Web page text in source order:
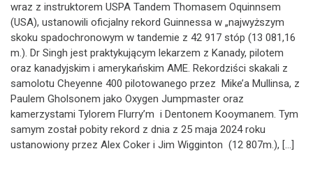
wraz z instruktorem USPA Tandem Thomasem Oquinnsem
(USA), ustanowili oficjalny rekord Guinnessa w „najwyższym
skoku spadochronowym w tandemie z 42 917 stóp (13 081,16
m.). Dr Singh jest praktykującym lekarzem z Kanady, pilotem
oraz kanadyjskim i amerykańskim AME. Rekordziści skakali z
samolotu Cheyenne 400 pilotowanego przez Mike’a Mullinsa, z
Paulem Gholsonem jako Oxygen Jumpmaster oraz
kamerzystami Tylorem Flurry’m i Dentonem Kooymanem. Tym
samym został pobity rekord z dnia z 25 maja 2024 roku
ustanowiony przez Alex Coker i Jim Wigginton (12 807m.), […]